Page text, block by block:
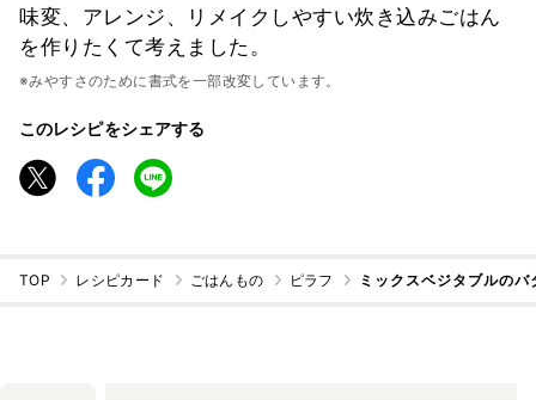
味変、アレンジ、リメイクしやすい炊き込みごはん
を作りたくて考えました。
※みやすさのために書式を一部改変しています。
このレシピをシェアする
TOP レシピカード ごはんもの ピラフ ミックスベジタブルのバ